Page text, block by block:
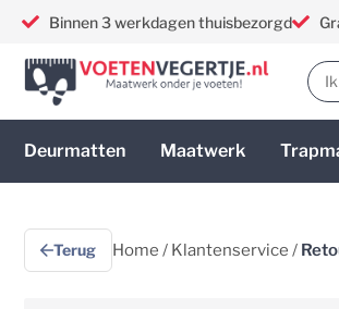
Binnen 3 werkdagen thuisbezorgd
Deurmatten Maatwerk
Terug Home / Klantenservice /